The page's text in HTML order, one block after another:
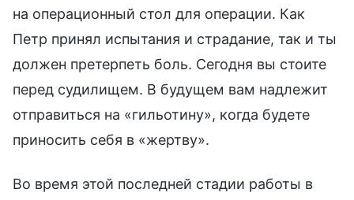
на операционный стол для операции. Как
Петр принял испытания и страдание, так и ты
должен претерпеть боль. Сегодня вы стоите
перед судилищем. В будущем вам надлежит
отправиться на «гильотину», когда будете
приносить себя в «жертву».
Во время этой последней стадии работы в